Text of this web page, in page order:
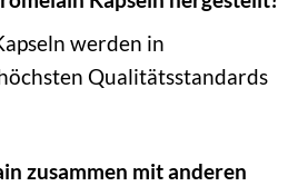
werden in
Qualitätsstandards
zusammen mit anderen